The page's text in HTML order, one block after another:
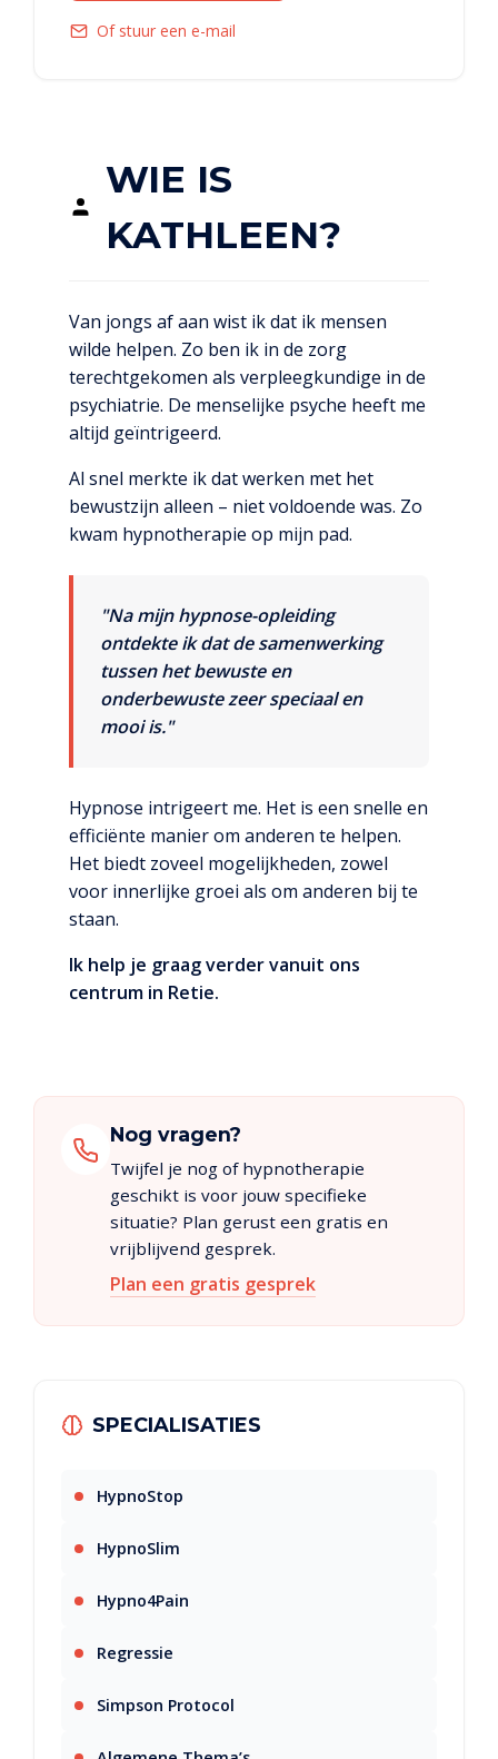
Of stuur een e-mail
WIE IS
KATHLEEN?
Van jongs af aan wist ik dat ik mensen
wilde helpen. Zo ben ik in de zorg
terechtgekomen als verpleegkundige in de
psychiatrie. De menselijke psyche heeft me
altijd geïntrigeerd.
Al snel merkte ik dat werken met het
bewustzijn alleen – niet voldoende was. Zo
kwam hypnotherapie op mijn pad.
"Na mijn hypnose-opleiding
ontdekte ik dat de samenwerking
tussen het bewuste en
onderbewuste zeer speciaal en
mooi is."
Hypnose intrigeert me. Het is een snelle en
efficiënte manier om anderen te helpen.
Het biedt zoveel mogelijkheden, zowel
voor innerlijke groei als om anderen bij te
staan.
Ik help je graag verder vanuit ons
centrum in Retie.
Nog vragen?
Twijfel je nog of hypnotherapie
geschikt is voor jouw specifieke
situatie? Plan gerust een gratis en
vrijblijvend gesprek.
Plan een gratis gesprek
SPECIALISATIES
HypnoStop
HypnoSlim
Hypno4Pain
Regressie
Simpson Protocol